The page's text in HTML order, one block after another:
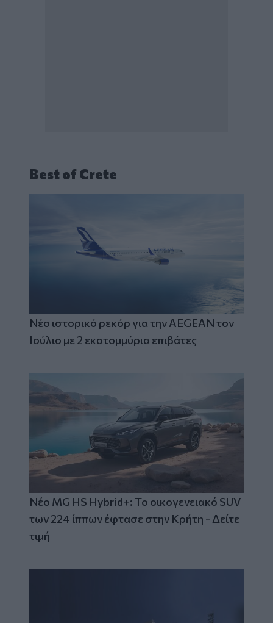
Best of Crete
Νέο ιστορικό ρεκόρ για την AEGEAN τον
Ιούλιο με 2 εκατομμύρια επιβάτες
Νέο MG HS Hybrid+: Το οικογενειακό SUV
των 224 ίππων έφτασε στην Κρήτη - Δείτε
τιμή